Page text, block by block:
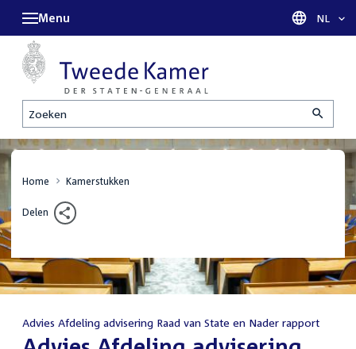
Zoeken
Menu Taal
NL
Home Kamerstukken
Delen
Advies Afdeling advisering Raad van State en Nader rapport